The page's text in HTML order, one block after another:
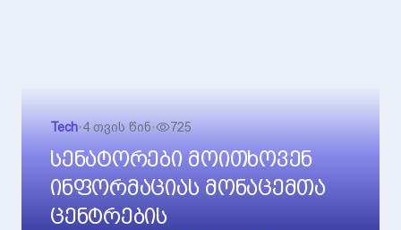
Tech•4 თვის წინ• 725
სენატორები მოითხოვენ
ინფორმაციას მონაცემთა
ცენტრების